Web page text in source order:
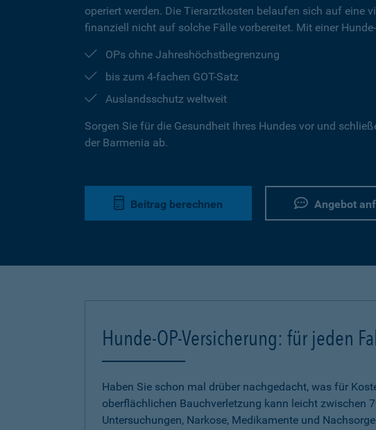
operiert werden. Die Tierarztkosten belaufen sich auf eine
finanziell nicht auf solche Fälle vorbereitet. Mit einer
OPs ohne Jahreshöchstbegrenzung
bis zum 4-fachen GOT-Satz
Auslandsschutz weltweit
Sorgen Sie für die Gesundheit Ihres Hundes vor und
der Barmenia ab.
Beitrag berechnen Angebot
Hunde-OP-Versicherung: für jeden
Haben Sie schon mal drüber nachgedacht, was für
oberflächlichen Bauchverletzung kann leicht zwischen
Untersuchungen, Narkose, Medikamente und